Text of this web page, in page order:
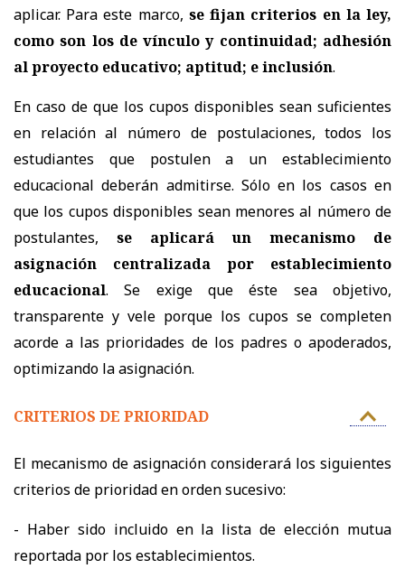
aplicar. Para este marco, se fijan criterios en la ley,
como son los de vínculo y continuidad; adhesión
al proyecto educativo; aptitud; e inclusión.
En caso de que los cupos disponibles sean suficientes
en relación al número de postulaciones, todos los
estudiantes que postulen a un establecimiento
educacional deberán admitirse. Sólo en los casos en
que los cupos disponibles sean menores al número de
postulantes, se aplicará un mecanismo de
asignación centralizada por establecimiento
educacional. Se exige que éste sea objetivo,
transparente y vele porque los cupos se completen
acorde a las prioridades de los padres o apoderados,
optimizando la asignación.
CRITERIOS DE PRIORIDAD
El mecanismo de asignación considerará los siguientes
criterios de prioridad en orden sucesivo:
- Haber sido incluido en la lista de elección mutua
reportada por los establecimientos.